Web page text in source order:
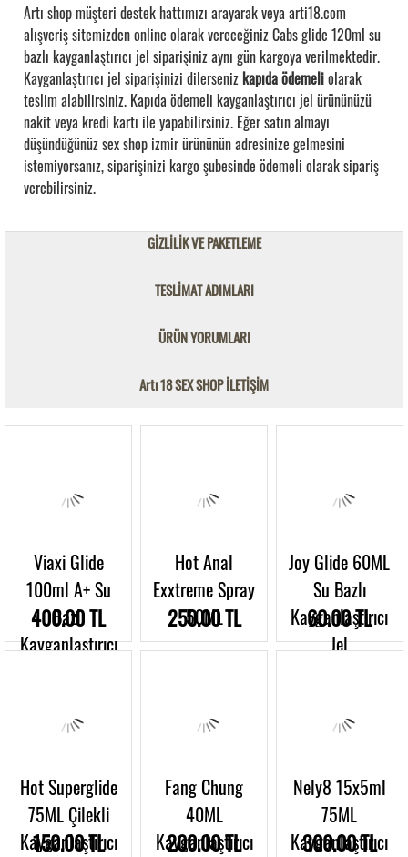
Artı shop müşteri destek hattımızı arayarak veya arti18.com
alışveriş sitemizden online olarak vereceğiniz Cabs glide 120ml su
bazlı kayganlaştırıcı jel siparişiniz aynı gün kargoya verilmektedir.
Kayganlaştırıcı jel siparişinizi dilerseniz kapıda ödemeliolarak
teslim alabilirsiniz. Kapıda ödemeli kayganlaştırıcı jel ürününüzü
nakit veya kredi kartı ile yapabilirsiniz. Eğer satın almayı
düşündüğünüz sex shop izmir ürününün adresinize gelmesini
istemiyorsanız, siparişinizi kargo şubesinde ödemeli olarak sipariş
verebilirsiniz.
GİZLİLİK VE PAKETLEME
TESLİMAT ADIMLARI
ÜRÜN YORUMLARI
Artı 18 SEX SHOP İLETİŞİM
Viaxi Glide
100ml A+ Su
Bazlı
Kayganlaştırıcı
400.00 TL
Hot Anal
Exxtreme Spray
50ML
250.00 TL
Joy Glide 60ML
Su Bazlı
Kayganlaştırıcı
Jel
60.00 TL
Hot Superglide
75ML Çilekli
Kayganlaştırıcı
150.00 TL
Fang Chung
40ML
Kayganlaştırıcı
200.00 TL
Nely8 15x5ml
75ML
Kayganlaştırıcı
300.00 TL